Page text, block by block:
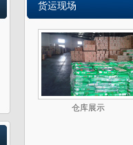
货运现场
仓库展示